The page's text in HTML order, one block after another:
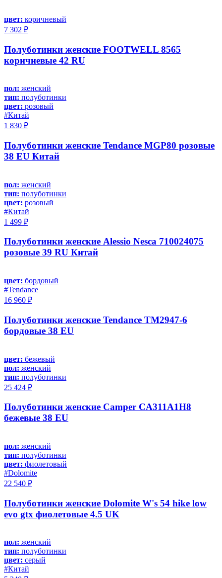
цвет: коричневый
7 302 ₽
Полуботинки женские FOOTWELL 8565
коричневые 42 RU
пол: женский
тип: полуботинки
цвет: розовый
#Китай
1 830 ₽
Полуботинки женские Tendance MGP80 розовые
38 EU Китай
пол: женский
тип: полуботинки
цвет: розовый
#Китай
1 499 ₽
Полуботинки женские Alessio Nesca 710024075
розовые 39 RU Китай
цвет: бордовый
#Tendance
16 960 ₽
Полуботинки женские Tendance TM2947-6
бордовые 38 EU
цвет: бежевый
пол: женский
тип: полуботинки
25 424 ₽
Полуботинки женские Camper CA311A1H8
бежевые 38 EU
пол: женский
тип: полуботинки
цвет: фиолетовый
#Dolomite
22 540 ₽
Полуботинки женские Dolomite W's 54 hike low
evo gtx фиолетовые 4.5 UK
пол: женский
тип: полуботинки
цвет: серый
#Китай